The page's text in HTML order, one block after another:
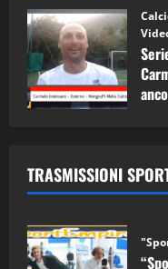
TRASMISSIONI
1
2